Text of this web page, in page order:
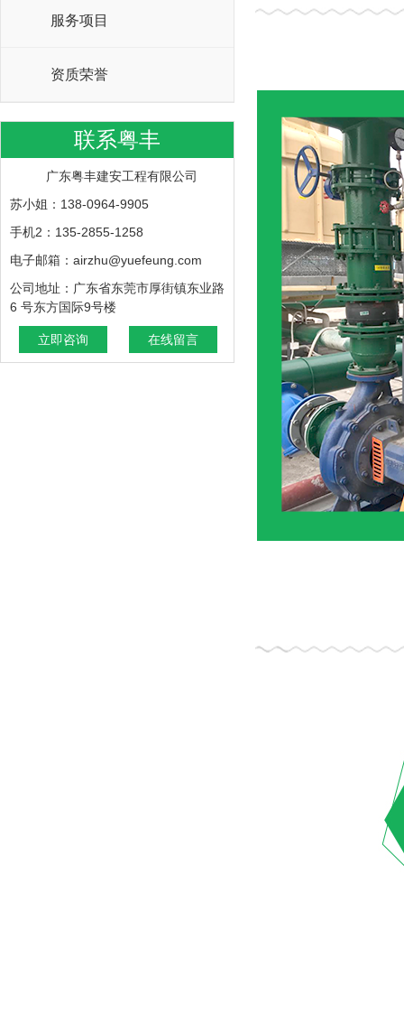
服务项目
资质荣誉
联系粤丰
广东粤丰建安工程有限公司
苏小姐：138-0964-9905
手机2：135-2855-1258
电子邮箱：airzhu@yuefeung.com
公司地址：广东省东莞市厚街镇东业路
6 号东方国际9号楼
立即咨询 在线留言